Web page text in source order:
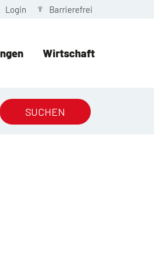
Login Barrierefrei
Wirtschaft
SUCHEN